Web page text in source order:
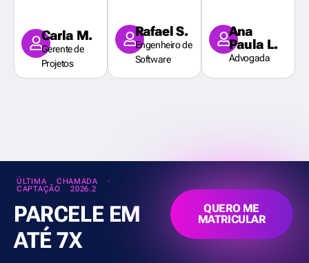
Carla M.
Gerente de
Projetos
Rafael S.
Engenheiro de
Software
Ana
Paula L.
Advogada
ÚLTIMA CHAMADA ·
CAPTAÇÃO 2026.2
PARCELE EM
ATÉ 7X
QUERO ME
MATRICULAR